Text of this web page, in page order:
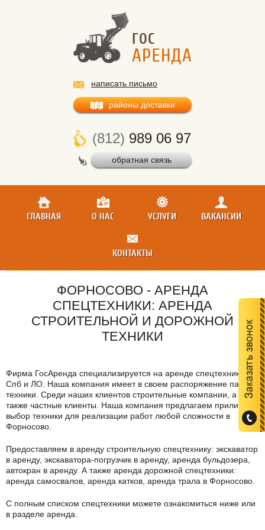
написать письмо
районы доставки
(812) 989 06 97
обратная связь
ГЛАВНАЯ О НАС УСЛУГИ ВАКАНСИИ
КОНТАКТЫ
ФОРНОСОВО - АРЕНДА
СПЕЦТЕХНИКИ: АРЕНДА
СТРОИТЕЛЬНОЙ И ДОРОЖНОЙ
ТЕХНИКИ
Фирма ГосАренда специализируется на аренде спецтехники в
Спб и ЛО. Наша компания имеет в своем распоряжение парк
техники. Среди наших клиентов строительные компании, а
также частные клиенты. Наша компания предлагаем приличный
выбор техники для реализации работ любой сложности в
Форносово.
Предоставляем в аренду строительную спецтехнику: экскаватор
в аренду, экскаватора-погрузчик в аренду, аренда бульдозера,
автокран в аренду. А также аренда дорожной спецтехники:
аренда самосвалов, аренда катков, аренда трала в Форносово.
C полным списком спецтехники можете ознакомиться ниже или
в разделе аренда.